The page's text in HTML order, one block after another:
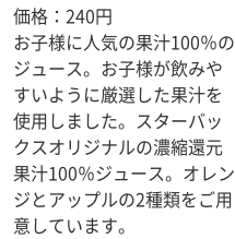
価格：240円
お子様に人気の果汁100％の
ジュース。お子様が飲みや
すいように厳選した果汁を
使用しました。スターバッ
クスオリジナルの濃縮還元
果汁100％ジュース。オレン
ジとアップルの2種類をご用
意しています。